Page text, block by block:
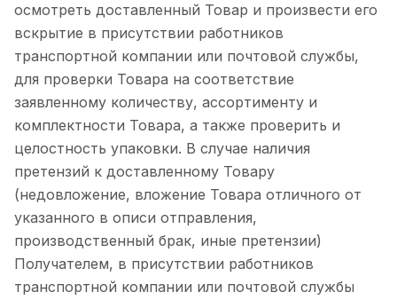
осмотреть доставленный Товар и произвести его
вскрытие в присутствии работников
транспортной компании или почтовой службы,
для проверки Товара на соответствие
заявленному количеству, ассортименту и
комплектности Товара, а также проверить и
целостность упаковки. В случае наличия
претензий к доставленному Товару
(недовложение, вложение Товара отличного от
указанного в описи отправления,
производственный брак, иные претензии)
Получателем, в присутствии работников
транспортной компании или почтовой службы